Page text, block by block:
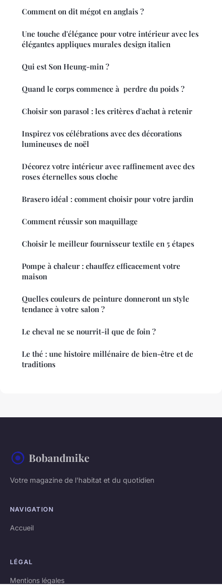
Comment on dit mégot en anglais ?
Une touche d'élégance pour votre intérieur avec les
élégantes appliques murales design italien
Qui est Son Heung-min ?
Quand le corps commence à perdre du poids ?
Choisir son parasol : les critères d'achat à retenir
Inspirez vos célébrations avec des décorations
lumineuses de noël
Décorez votre intérieur avec raffinement avec des
roses éternelles sous cloche
Brasero idéal : comment choisir pour votre jardin
Comment réussir son maquillage
Choisir le meilleur fournisseur textile en 5 étapes
Pompe à chaleur : chauffez efficacement votre
maison
Quelles couleurs de peinture donneront un style
tendance à votre salon ?
Le cheval ne se nourrit-il que de foin ?
Le thé : une histoire millénaire de bien-être et de
traditions
Bobandmike
Votre magazine de l'habitat et du quotidien
NAVIGATION
Accueil
LÉGAL
Mentions légales